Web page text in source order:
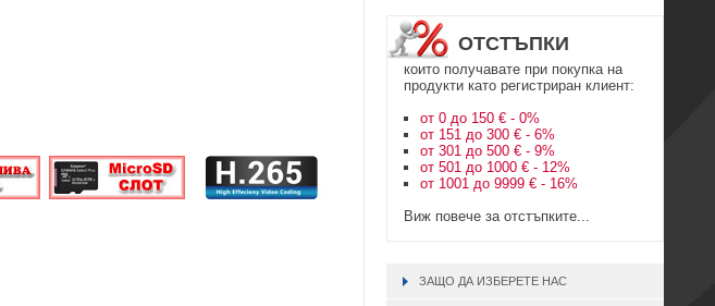
ОТСТЪПКИ
които получавате при покупка на
продукти като регистриран клиент:
от 0 до 150 € - 0%
от 151 до 300 € - 6%
от 301 до 500 € - 9%
от 501 до 1000 € - 12%
от 1001 до 9999 € - 16%
Виж повече за отстъпките...
ЗАЩО ДА ИЗБЕРЕТЕ НАС